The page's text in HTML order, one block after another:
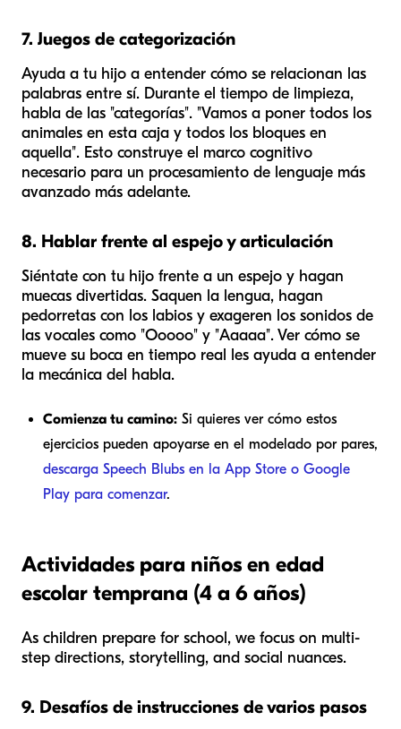
7. Juegos de categorización
Ayuda a tu hijo a entender cómo se relacionan las
palabras entre sí. Durante el tiempo de limpieza,
habla de las "categorías". "Vamos a poner todos los
animales en esta caja y todos los bloques en
aquella". Esto construye el marco cognitivo
necesario para un procesamiento de lenguaje más
avanzado más adelante.
8. Hablar frente al espejo y articulación
Siéntate con tu hijo frente a un espejo y hagan
muecas divertidas. Saquen la lengua, hagan
pedorretas con los labios y exageren los sonidos de
las vocales como "Ooooo" y "Aaaaa". Ver cómo se
mueve su boca en tiempo real les ayuda a entender
la mecánica del habla.
Comienza tu camino: Si quieres ver cómo estos
ejercicios pueden apoyarse en el modelado por pares,
descarga Speech Blubs en la App Store o Google
Play para comenzar.
Actividades para niños en edad
escolar temprana (4 a 6 años)
As children prepare for school, we focus on multi-
step directions, storytelling, and social nuances.
9. Desafíos de instrucciones de varios pasos